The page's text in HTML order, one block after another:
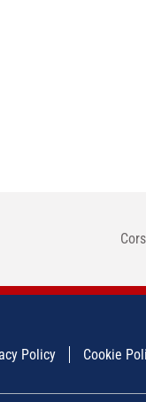
Policy Cookie